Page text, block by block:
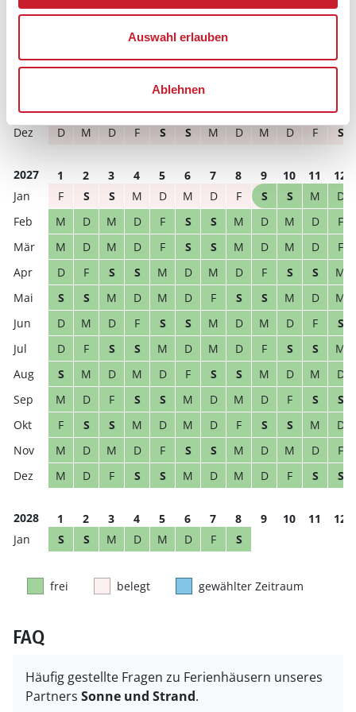
Auswahl erlauben
Ablehnen
M
D F S S M D M D F S
S
D M D
D
M D F S S M D M D F
S
M
D
D
M D F S S M D M D F S
2027 1 2 3 4 5 6 7 8 9 10 11
12
F
S S M D M D F S S M
D
M
D M D F S S M D M D
F
M
D M D F S S M D M D
F
D
F S S M D M D F S S
M
S
S M D M D F S S M D
M
D
M D F S S M D M D F
S
D
F S S M D M D F S S
M
S
M D M D F S S M D M
D
M
D F S S M D M D F S
S
F
S S M D M D F S S M
D
M
D M D F S S M D M D
F
M
D F S S M D M D F S S
2028 1 2 3 4 5 6 7 8 9 10 11
12
S
S M D M D F S
frei belegt gewählter Zeitraum
FAQ
Häufig gestellte Fragen zu Ferienhäusern unseres
Partners Sonne und Strand.